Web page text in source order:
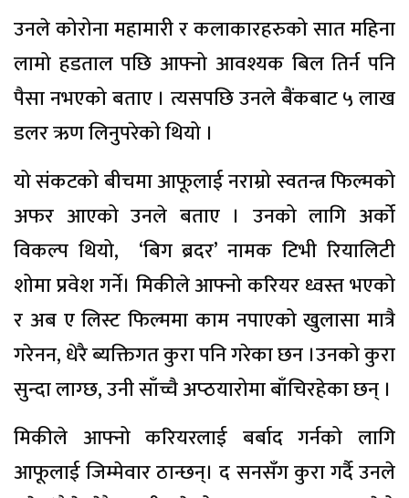
उनले कोरोना महामारी र कलाकारहरुको सात महिना
लामो हडताल पछि आफ्नो आवश्यक बिल तिर्न पनि
पैसा नभएको बताए । त्यसपछि उनले बैंकबाट ५ लाख
डलर ऋण लिनुपरेको थियो ।
यो संकटको बीचमा आफूलाई नराम्रो स्वतन्त्र फिल्मको
अफर आएको उनले बताए । उनको लागि अर्को
विकल्प थियो, ‘बिग ब्रदर’ नामक टिभी रियालिटी
शोमा प्रवेश गर्ने। मिकीले आफ्नो करियर ध्वस्त भएको
र अब ए लिस्ट फिल्ममा काम नपाएको खुलासा मात्रै
गरेनन, धेरै ब्यक्तिगत कुरा पनि गरेका छन ।उनको कुरा
सुन्दा लाग्छ, उनी साँच्चै अप्ठयारोमा बाँचिरहेका छन् ।
मिकीले आफ्नो करियरलाई बर्बाद गर्नको लागि
आफूलाई जिम्मेवार ठान्छन्। द सनसँग कुरा गर्दै उनले